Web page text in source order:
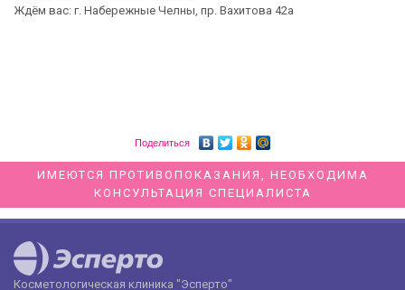
Ждём вас: г. Набережные Челны, пр. Вахитова 42а
Поделиться
ИМЕЮТСЯ ПРОТИВОПОКАЗАНИЯ, НЕОБХОДИМА
КОНСУЛЬТАЦИЯ СПЕЦИАЛИСТА
Косметологическая клиника "Эсперто"